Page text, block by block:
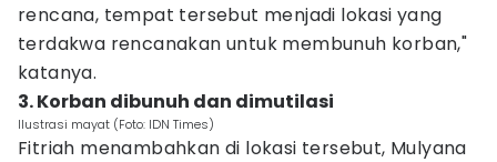
rencana, tempat tersebut menjadi lokasi yang
terdakwa rencanakan untuk membunuh korban,"
katanya.
3. Korban dibunuh dan dimutilasi
Ilustrasi mayat (Foto: IDN Times)
Fitriah menambahkan di lokasi tersebut, Mulyana